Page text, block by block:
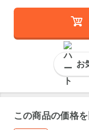
お
この商品の価格